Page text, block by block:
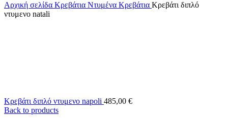
Αρχική σελίδα Κρεβάτια Ντυμένα Κρεβάτια Κρεβάτι διπλό
ντυμενο natali
Κρεβάτι διπλό ντυμενο napoli 485,00 €
Back to products